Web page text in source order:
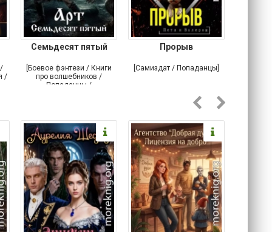
/
Семьдесят пятый
[Боевое фэнтези / Книги
про волшебников /
Попаданцы /
Прорыв
[Самиздат / Попаданцы]